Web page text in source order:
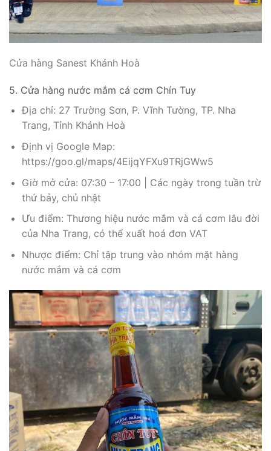
Cửa hàng Sanest Khánh Hoà
5. Cửa hàng nước mắm cá cơm Chín Tuy
Địa chỉ: 27 Trường Sơn, P. Vĩnh Tường, TP. Nha
Trang, Tỉnh Khánh Hoà
Định vị Google Map:
https://goo.gl/maps/4EijqYFXu9TRjGWw5
Giờ mở cửa: 07:30 – 17:00 | Các ngày trong tuần trừ
thứ bảy, chủ nhật
Ưu điểm: Thương hiệu nước mắm và cá cơm lâu đời
của Nha Trang, có thể xuất hoá đơn VAT
Nhược điểm: Chỉ tập trung vào nhóm mặt hàng
nước mắm và cá cơm